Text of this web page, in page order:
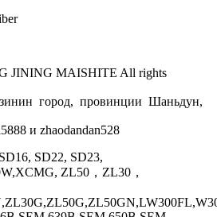
JINING MAISHITE All rights
город, провинции Шаньдун,
и zhaodandan528
SD22, SD23,
ZL50，ZL30，